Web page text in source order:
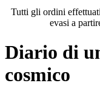
Tutti gli ordini
evasi a
Diario di
cosmico